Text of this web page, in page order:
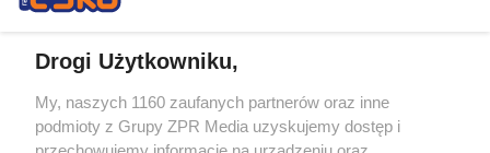
Drogi Użytkowniku,
My, naszych 1160 zaufanych partnerów oraz inne
podmioty z Grupy ZPR Media uzyskujemy dostęp i